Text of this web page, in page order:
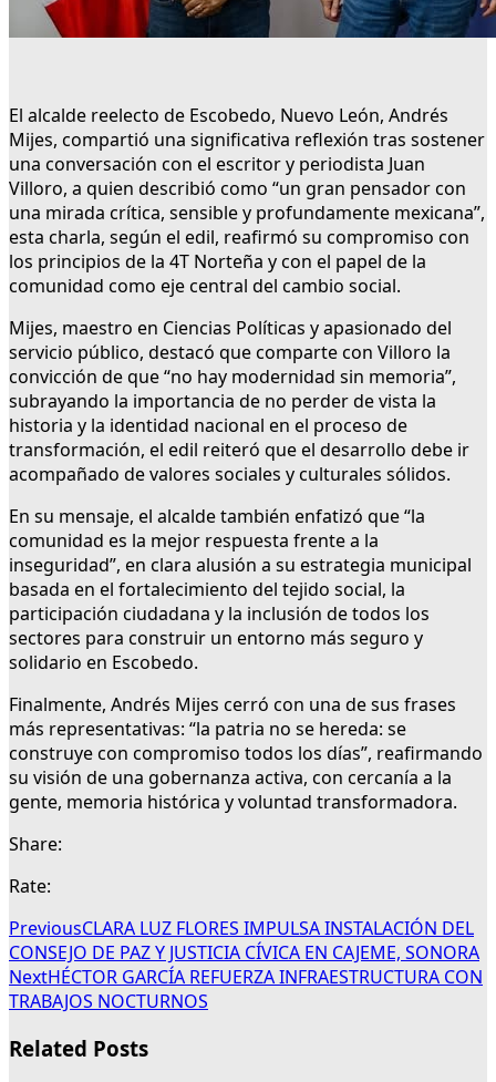
El alcalde reelecto de Escobedo, Nuevo León, Andrés
Mijes, compartió una significativa reflexión tras sostener
una conversación con el escritor y periodista Juan
Villoro, a quien describió como “un gran pensador con
una mirada crítica, sensible y profundamente mexicana”,
esta charla, según el edil, reafirmó su compromiso con
los principios de la 4T Norteña y con el papel de la
comunidad como eje central del cambio social.
Mijes, maestro en Ciencias Políticas y apasionado del
servicio público, destacó que comparte con Villoro la
convicción de que “no hay modernidad sin memoria”,
subrayando la importancia de no perder de vista la
historia y la identidad nacional en el proceso de
transformación, el edil reiteró que el desarrollo debe ir
acompañado de valores sociales y culturales sólidos.
En su mensaje, el alcalde también enfatizó que “la
comunidad es la mejor respuesta frente a la
inseguridad”, en clara alusión a su estrategia municipal
basada en el fortalecimiento del tejido social, la
participación ciudadana y la inclusión de todos los
sectores para construir un entorno más seguro y
solidario en Escobedo.
Finalmente, Andrés Mijes cerró con una de sus frases
más representativas: “la patria no se hereda: se
construye con compromiso todos los días”, reafirmando
su visión de una gobernanza activa, con cercanía a la
gente, memoria histórica y voluntad transformadora.
Share:
Rate:
PreviousCLARA LUZ FLORES IMPULSA INSTALACIÓN DEL
CONSEJO DE PAZ Y JUSTICIA CÍVICA EN CAJEME, SONORA
NextHÉCTOR GARCÍA REFUERZA INFRAESTRUCTURA CON
TRABAJOS NOCTURNOS
Related Posts